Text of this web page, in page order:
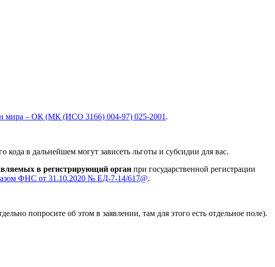
мира – ОК (МК (ИСО 3166) 004-97) 025-2001 .
кода в дальнейшем могут зависеть льготы и субсидии для вас.
в регистрирующий орган при государственной регистрации
ФНС от 31.10.2020 № ЕД-7-14/617@.
попросите об этом в заявлении, там для этого есть отдельное поле).